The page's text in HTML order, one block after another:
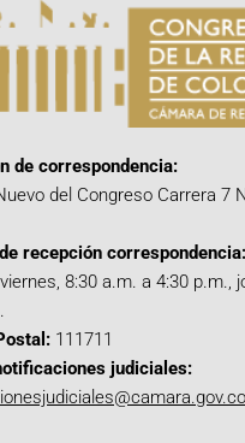
de correspondencia:
del Congreso Carrera 7
recepción correspondencia:
8:30 a.m. a 4:30 p.m.,
111711
judiciales: